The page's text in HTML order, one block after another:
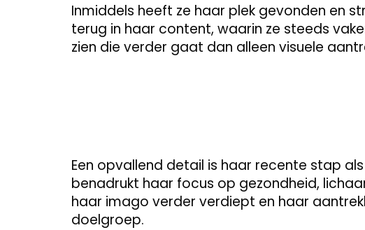
Inmiddels heeft ze haar plek gevonden en
terug in haar content, waarin ze steeds
zien die verder gaat dan alleen visuele
Een opvallend detail is haar recente stap als
benadrukt haar focus op gezondheid,
haar imago verder verdiept en haar
doelgroep.